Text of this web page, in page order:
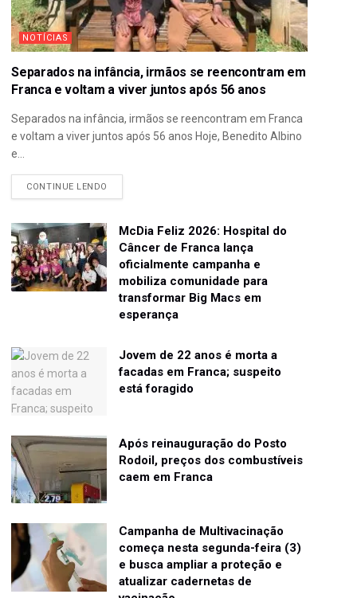
NOTÍCIAS
Separados na infância, irmãos se reencontram em
Franca e voltam a viver juntos após 56 anos
Separados na infância, irmãos se reencontram em Franca
e voltam a viver juntos após 56 anos Hoje, Benedito Albino
e...
CONTINUE LENDO
McDia Feliz 2026: Hospital do
Câncer de Franca lança
oficialmente campanha e
mobiliza comunidade para
transformar Big Macs em
esperança
Jovem de 22 anos é morta a
facadas em Franca; suspeito
está foragido
Após reinauguração do Posto
Rodoil, preços dos combustíveis
caem em Franca
Campanha de Multivacinação
começa nesta segunda-feira (3)
e busca ampliar a proteção e
atualizar cadernetas de